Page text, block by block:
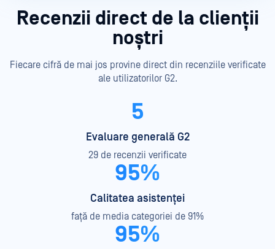
Recenzii direct de la clienții
noștri
Fiecare cifră de mai jos provine direct din recenziile verificate
ale utilizatorilor G2.
5
Evaluare generală G2
29 de recenzii verificate
95%
Calitatea asistenței
față de media categoriei de 91%
95%